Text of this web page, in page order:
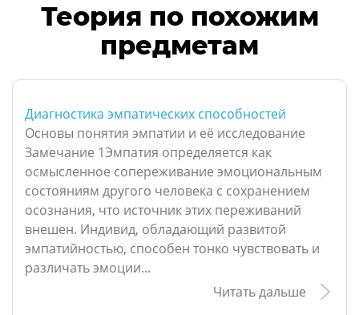
Теория по похожим
предметам
Диагностика эмпатических способностей
Основы понятия эмпатии и её исследование
Замечание 1Эмпатия определяется как
осмысленное сопереживание эмоциональным
состояниям другого человека с сохранением
осознания, что источник этих переживаний
внешен. Индивид, обладающий развитой
эмпатийностью, способен тонко чувствовать и
различать эмоции...
Читать дальше